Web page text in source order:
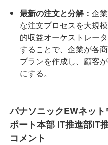
最新の注文と分解： 企
な注文プロセスを大規
的収益オーケストレー
することで、企業が各
プランを作成し、顧客
にする。
パナソニックEWネッ
ポート本部 IT推進部IT
コメント